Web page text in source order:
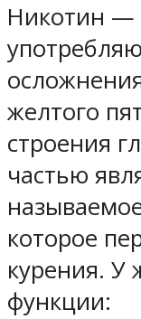
Никотин —
желтого
строения
частью
которое
курения. У
функции: